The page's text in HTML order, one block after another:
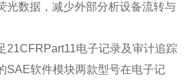
光数据，减少外部分析设备流转与
电子记录及审计追踪
软件模块两款型号在电子记